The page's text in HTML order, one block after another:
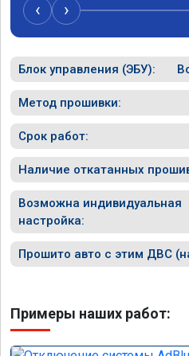
‹ ›
Блок управления (ЭБУ):
Метод прошивки:
Срок работ:
Наличие откатанных
Возможна индивидуальная
настройка:
Прошито авто с этим ДВС
Примеры наших работ: